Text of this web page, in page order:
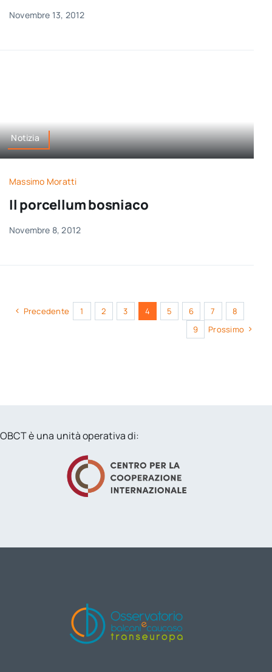
Novembre 13, 2012
Notizia
Massimo Moratti
Il porcellum bosniaco
Novembre 8, 2012
Precedente 1 2 3 4 5 6 7
8
9
Prossimo
OBCT è una unità operativa di: